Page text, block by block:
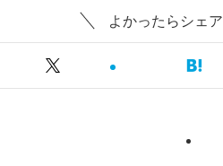
よかったらシェ